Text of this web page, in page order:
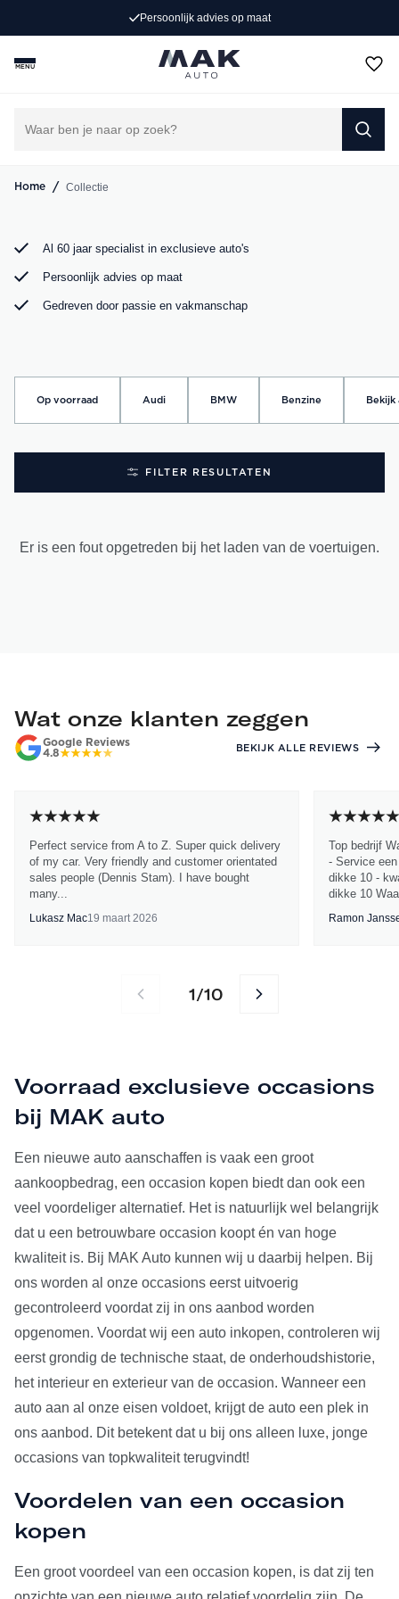
Persoonlijk advies op maat
MENU
Home / Collectie
Exclusieve occasions
Jong gebruikt, grondig gecontroleerd en klaar voor een
nieuw avontuur. Ontdek onze collectie Porsche, Audi,
Al 60 jaar specialist in exclusieve auto's
Persoonlijk advies op maat
Gedreven door passie en vakmanschap
Op voorraad Audi BMW Benzine Bekijk
FILTER RESULTATEN
Er is een fout opgetreden bij het laden van de voertuigen.
Wat onze klanten zeggen
Google Reviews
4.8
BEKIJK ALLE REVIEWS
Perfect service from A to Z. Super quick delivery
of my car. Very friendly and customer orientated
sales people (Dennis Stam). I have bought
many...
Lukasz Mac19 maart 2026
Top bedrijf
- Service
dikke 10 -
dikke 10
Ramon
1/10
Voorraad exclusieve occasions
bij MAK auto
Een nieuwe auto aanschaffen is vaak een groot
aankoopbedrag, een occasion kopen biedt dan ook een
veel voordeliger alternatief. Het is natuurlijk wel belangrijk
dat u een betrouwbare occasion koopt én van hoge
kwaliteit is. Bij MAK Auto kunnen wij u daarbij helpen. Bij
ons worden al onze occasions eerst uitvoerig
gecontroleerd voordat zij in ons aanbod worden
opgenomen. Voordat wij een auto inkopen, controleren wij
eerst grondig de technische staat, de onderhoudshistorie,
het interieur en exterieur van de occasion. Wanneer een
auto aan al onze eisen voldoet, krijgt de auto een plek in
ons aanbod. Dit betekent dat u bij ons alleen luxe, jonge
occasions van topkwaliteit terugvindt!
Voordelen van een occasion
kopen
Een groot voordeel van een occasion kopen, is dat zij ten